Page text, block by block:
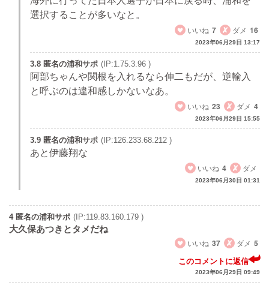
選択することが多いなと。
いいね 7 ダメ 16
2023年06月29日 13:17
3.8 匿名の浦和サポ (IP:1.75.3.96 )
阿部ちゃんや関根を入れるなら伸二もだが、逆輸入
と呼ぶのは違和感しかないなあ。
いいね 23 ダメ 4
2023年06月29日 15:55
3.9 匿名の浦和サポ (IP:126.233.68.212 )
あと伊藤翔な
いいね 4 ダメ
2023年06月30日 01:31
4 匿名の浦和サポ (IP:119.83.160.179 )
大久保あつきとタメだね
いいね 37 ダメ 5
このコメントに返信
2023年06月29日 09:49